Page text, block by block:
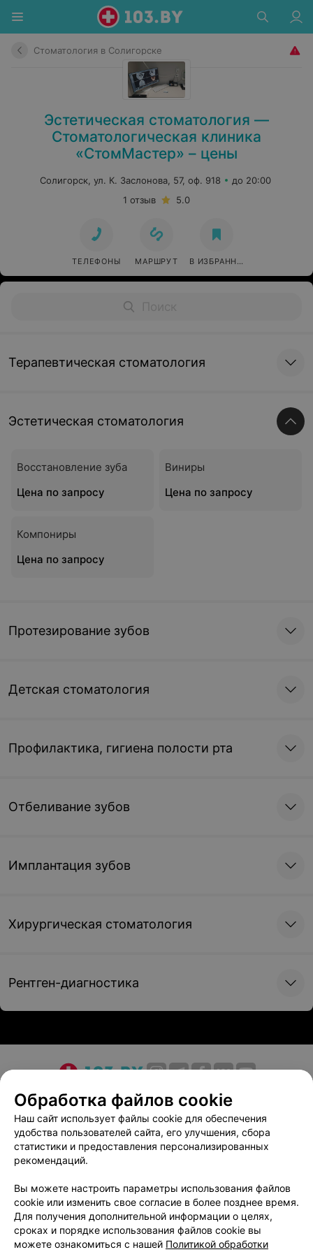
Стоматология в Солигорске
Эстетическая стоматология —
Стоматологическая клиника
«СтомМастер» – цены
Солигорск, ул. К. Заслонова, 57, оф. 918
до 20:00
1 отзыв
5.0
ТЕЛЕФОНЫ МАРШРУТ В ИЗБРАННОЕ
Терапевтическая стоматология
Эстетическая стоматология
Восстановление зуба
Цена по запросу
Виниры
Цена по запросу
Компониры
Цена по запросу
Протезирование зубов
Детская стоматология
Профилактика, гигиена полости рта
Отбеливание зубов
Имплантация зубов
Хирургическая стоматология
Рентген-диагностика
О проекте Новости проекта
Размещение рекламы
Медицинский маркетинг
Публичный договор
Пользовательское соглашение
Способы оплаты
Вакансии
Партнеры
Написать в поддержку
Персональные настройки cookie
Обработка персональных данных
Обработка файлов cookie
Наш сайт использует файлы cookie для обеспечения
удобства пользователей сайта, его улучшения, сбора
статистики и предоставления персонализированных
рекомендаций.
Вы можете настроить параметры использования файлов
cookie или изменить свое согласие в более позднее время.
Для получения дополнительной информации о целях,
сроках и порядке использования файлов cookie вы
можете ознакомиться с нашей Политикой обработки